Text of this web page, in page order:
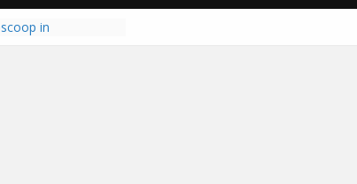
in
is niet in geld uit te